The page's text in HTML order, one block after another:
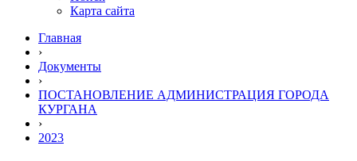
Карта сайта
Главная
›
Документы
›
ПОСТАНОВЛЕНИЕ АДМИНИСТРАЦИЯ ГОРОДА
КУРГАНА
›
2023